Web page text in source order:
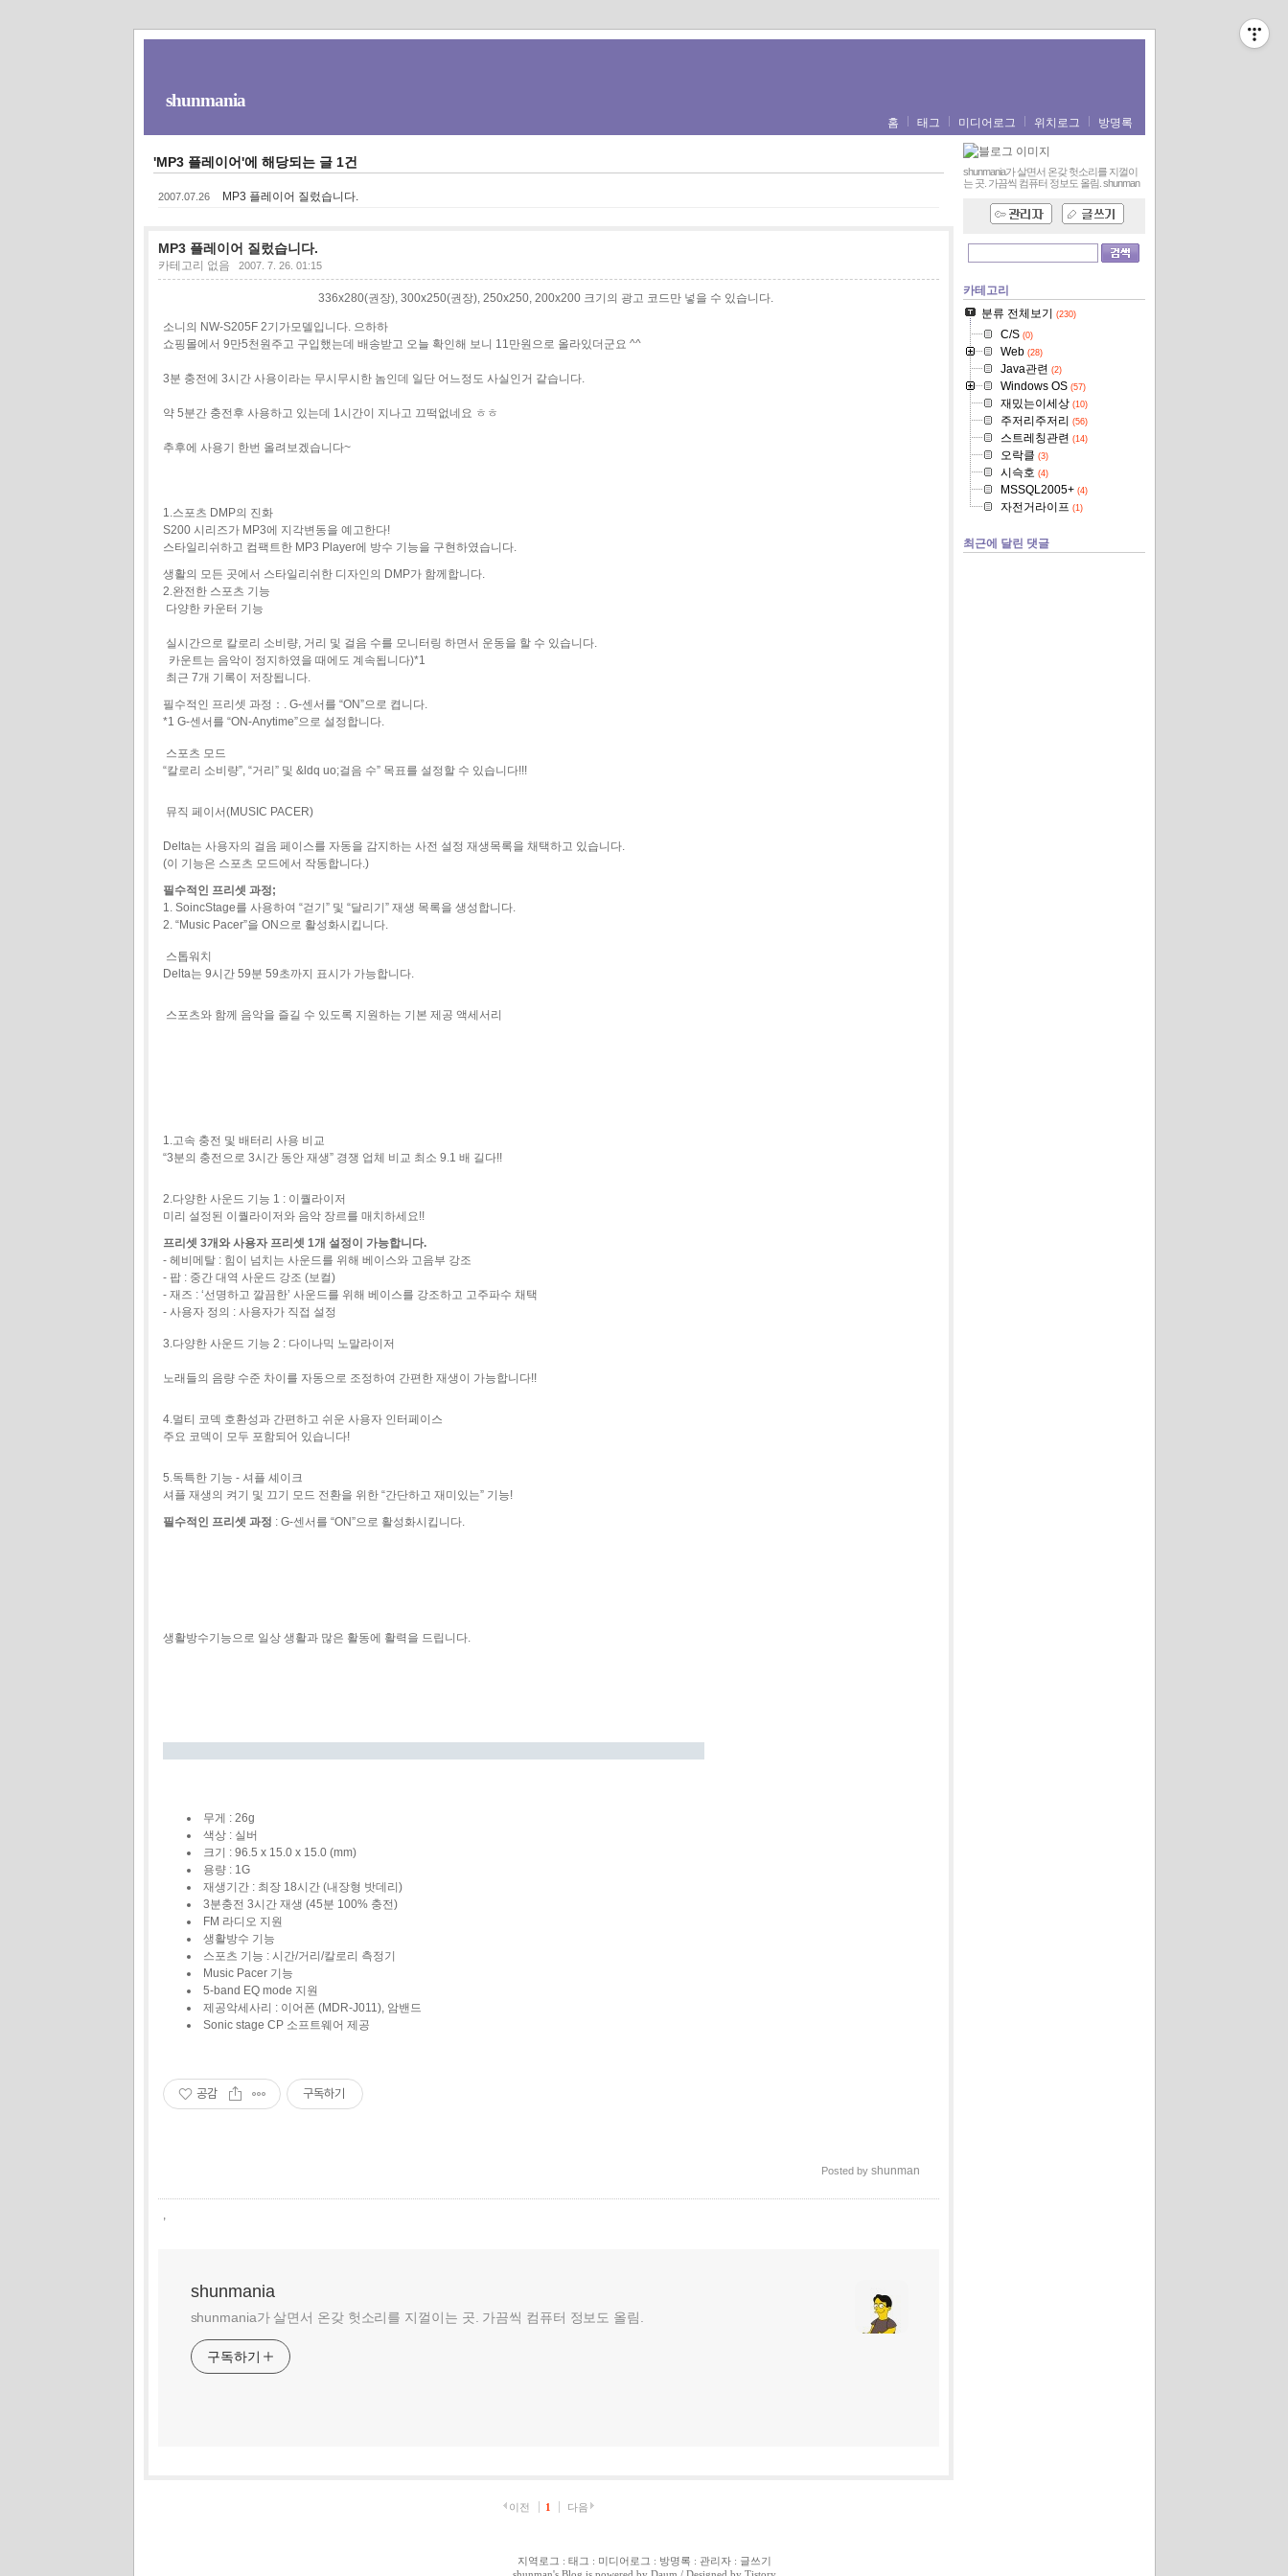
shunmania
홈 태그 미디어로그 위치로그 방명록
'MP3 플레이어'에 해당되는 글 1건
2007.07.26 MP3 플레이어 질렀습니다.
MP3 플레이어 질렀습니다.
카테고리 없음 2007. 7. 26. 01:15
336x280(권장), 300x250(권장), 250x250, 200x200 크기의 광고 코드만 넣을 수 있습니다.
소니의 NW-S205F 2기가모델입니다. 으하하
쇼핑몰에서 9만5천원주고 구입했는데 배송받고 오늘 확인해 보니 11만원으로 올라있더군요 ^^
3분 충전에 3시간 사용이라는 무시무시한 놈인데 일단 어느정도 사실인거 같습니다.
약 5분간 충전후 사용하고 있는데 1시간이 지나고 끄떡없네요 ㅎㅎ
추후에 사용기 한번 올려보겠습니다~
1.스포츠 DMP의 진화
S200 시리즈가 MP3에 지각변동을 예고한다!
스타일리쉬하고 컴팩트한 MP3 Player에 방수 기능을 구현하였습니다.
생활의 모든 곳에서 스타일리쉬한 디자인의 DMP가 함께합니다.
2.완전한 스포츠 기능
다양한 카운터 기능
실시간으로 칼로리 소비량, 거리 및 걸음 수를 모니터링 하면서 운동을 할 수 있습니다.
카운트는 음악이 정지하였을 때에도 계속됩니다)*1
최근 7개 기록이 저장됩니다.
필수적인 프리셋 과정：. G-센서를 “ON”으로 켭니다.
*1 G-센서를 “ON-Anytime”으로 설정합니다.
스포츠 모드
“칼로리 소비량”, “거리” 및 &ldq uo;걸음 수” 목표를 설정할 수 있습니다!!!
뮤직 페이서(MUSIC PACER)
Delta는 사용자의 걸음 페이스를 자동을 감지하는 사전 설정 재생목록을 채택하고 있습니다.
(이 기능은 스포츠 모드에서 작동합니다.)
필수적인 프리셋 과정;
1. SoincStage를 사용하여 “걷기” 및 “달리기” 재생 목록을 생성합니다.
2. “Music Pacer”을 ON으로 활성화시킵니다.
스톱워치
Delta는 9시간 59분 59초까지 표시가 가능합니다.
스포츠와 함께 음악을 즐길 수 있도록 지원하는 기본 제공 액세서리
1.고속 충전 및 배터리 사용 비교
“3분의 충전으로 3시간 동안 재생” 경쟁 업체 비교 최소 9.1 배 길다!!
2.다양한 사운드 기능 1 : 이퀄라이저
미리 설정된 이퀄라이저와 음악 장르를 매치하세요!!
프리셋 3개와 사용자 프리셋 1개 설정이 가능합니다.
- 헤비메탈 : 힘이 넘치는 사운드를 위해 베이스와 고음부 강조
- 팝 : 중간 대역 사운드 강조 (보컬)
- 재즈 : ‘선명하고 깔끔한’ 사운드를 위해 베이스를 강조하고 고주파수 채택
- 사용자 정의 : 사용자가 직접 설정
3.다양한 사운드 기능 2 : 다이나믹 노말라이저
노래들의 음량 수준 차이를 자동으로 조정하여 간편한 재생이 가능합니다!!
4.멀티 코덱 호환성과 간편하고 쉬운 사용자 인터페이스
주요 코덱이 모두 포함되어 있습니다!
5.독특한 기능 - 셔플 셰이크
셔플 재생의 켜기 및 끄기 모드 전환을 위한 “간단하고 재미있는” 기능!
필수적인 프리셋 과정 : G-센서를 “ON”으로 활성화시킵니다.
생활방수기능으로 일상 생활과 많은 활동에 활력을 드립니다.
무게 : 26g
색상 : 실버
크기 : 96.5 x 15.0 x 15.0 (mm)
용량 : 1G
재생기간 : 최장 18시간 (내장형 밧데리)
3분충전 3시간 재생 (45분 100% 충전)
FM 라디오 지원
생활방수 기능
스포츠 기능 : 시간/거리/칼로리 측정기
Music Pacer 기능
5-band EQ mode 지원
제공악세사리 : 이어폰 (MDR-J011), 암밴드
Sonic stage CP 소프트웨어 제공
공감 구독하기
Posted by shunman
shunmania
shunmania가 살면서 온갖 헛소리를 지껄이는 곳. 가끔씩 컴퓨터 정보도 올림.
구독하기
이전 1 다음
shunmania가 살면서 온갖 헛소리를 지껄이
는 곳. 가끔씩 컴퓨터 정보도 올림. shunman
카테고리
분류 전체보기
(230)
C/S(0)
Web(28)
Java관련 (2)
Windows OS(57)
재밌는이세상(10)
주저리주저리 (56)
스트레칭관련 (14)
오락클 (3)
시슥호 (4)
MSSQL2005+(4)
자전거라이프 (1)
최근에 달린 댓글
지역로그 : 태그 : 미디어로그 : 방명록 : 관리자: 글쓰기
shunman's Blog is powered by Daum / Designed by Tistory